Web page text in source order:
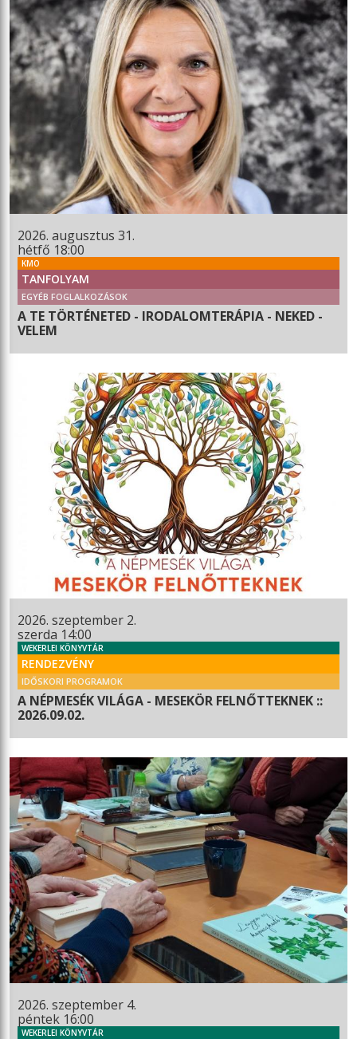
2026. augusztus 31.
hétfő 18:00
KMO
TANFOLYAM
EGYÉB FOGLALKOZÁSOK
A TE TÖRTÉNETED - IRODALOMTERÁPIA - NEKED -
VELEM
2026. szeptember 2.
szerda 14:00
WEKERLEI KÖNYVTÁR
RENDEZVÉNY
IDŐSKORI PROGRAMOK
A NÉPMESÉK VILÁGA - MESEKÖR FELNŐTTEKNEK ::
2026.09.02.
2026. szeptember 4.
péntek 16:00
WEKERLEI KÖNYVTÁR